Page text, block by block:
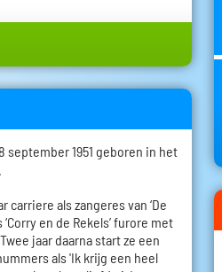
september 1951 geboren in het
carriere als zangeres van ‘De
en de Rekels’ furore met
jaar daarna start ze een
als 'Ik krijg een heel